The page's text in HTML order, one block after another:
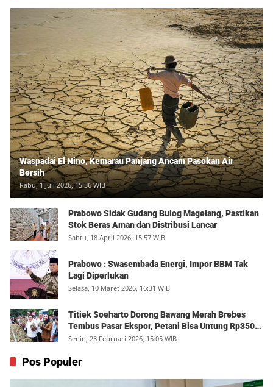
Waspadai El Nino, Kemarau Panjang Ancam Pasokan Air
Bersih
Rabu, 1 Juli 2026, 15:36 WIB
Prabowo Sidak Gudang Bulog Magelang, Pastikan
Stok Beras Aman dan Distribusi Lancar
Sabtu, 18 April 2026, 15:57 WIB
Prabowo : Swasembada Energi, Impor BBM Tak
Lagi Diperlukan
Selasa, 10 Maret 2026, 16:31 WIB
Titiek Soeharto Dorong Bawang Merah Brebes
Tembus Pasar Ekspor, Petani Bisa Untung Rp350
Juta per Hektare
Senin, 23 Februari 2026, 15:05 WIB
Pos Populer